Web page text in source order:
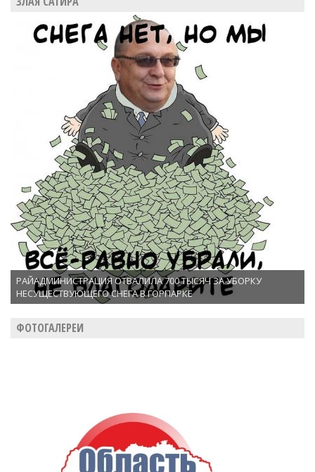
РАЙАДМИНИСТРАЦИЯ ОТВАЛИЛА 700 ТЫСЯЧ ЗА УБОРКУ
НЕСУЩЕСТВУЮЩЕГО СНЕГА В ГОРПАРКЕ
ФОТОГАЛЕРЕИ